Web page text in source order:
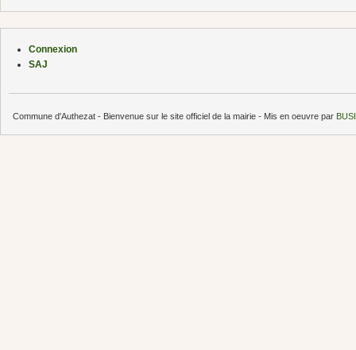
Connexion
SAJ
Commune d'Authezat - Bienvenue sur le site officiel de la mairie - Mis en oeuvre par